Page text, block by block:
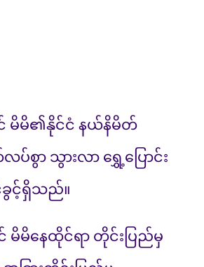
မိမိ၏နိုင်ငံ နယ်နိမိတ်
ာ သွားလာ ရွှေ့ပြောင်း
ခွင့်ရှိသည်။
မိနေထိုင်ရာ တိုင်းပြည်မှ